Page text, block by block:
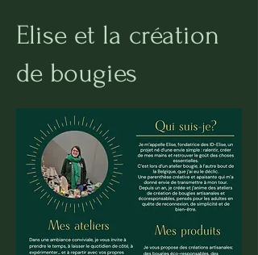
Elise et la création
de bougies